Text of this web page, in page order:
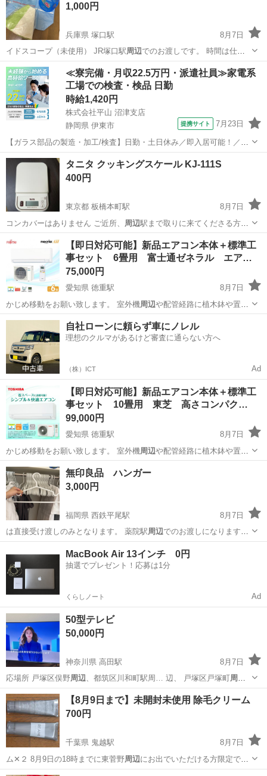
1,000円
兵庫県 塚口駅
8月7日
イドスコープ（未使用） JR塚口駅周辺でのお渡しです。 時間は仕事
終わりにな…
兵庫 尼崎市 塚口駅 マリンスポーツ プール
≪寮完備・月収22.5万円・派遣社員≫家電系
工場での検査・検品 日勤
時給1,420円
株式会社平山 沼津支店
静岡県 伊東市
提携サイト 7月23日
【ガラス部品の製造・加工/検査】日勤・土日休み／即入居可能！／伊
豆でのんびりライフ♪ ガラス部品の製造・加工/検査 【株式会社平山で
の正社員採用（無期雇用派遣）となります】 「2人で同じ職場で働き
たい」 「仕事も休みも一...
静岡 伊東市 その他
タニタ クッキングスケール KJ-111S
400円
東京都 板橋本町駅
8月7日
コンカバーはありません ご近所、 周辺駅まで取りに来てくださる方で
お願いしま…
東京 板橋区 板橋本町駅 家電
【即日対応可能】新品エアコン本体＋標準工
事セット 6畳用 富士通ゼネラル エア…
75,000円
愛知県 徳重駅
8月7日
かじめ移動をお願い致します。 室外機周辺や配管経路に植木鉢や置物
なども事前に移…
愛知 名古屋市 季節、空調家電
自社ローンに頼らず車にノレル
理想のクルマがあるけど審査に通らない方へ
（株）ICT Ad
【即日対応可能】新品エアコン本体＋標準工
事セット 10畳用 東芝 高さコンパク…
99,000円
愛知県 徳重駅
8月7日
かじめ移動をお願い致します。 室外機周辺や配管経路に植木鉢や置物
なども事前に移…
愛知 名古屋市 徳重駅 季節、空調家電
無印良品 ハンガー
3,000円
福岡県 西鉄平尾駅
8月7日
は直接受け渡しのみとなります。 薬院駅周辺でのお渡しになります。
恐れ入りますが…
洗濯用品 無印良品
MacBook Air 13インチ 0円
抽選でプレゼント！応募は1分
くらしノート Ad
50型テレビ
50,000円
神奈川県 高田駅
8月7日
応場所 戸塚区俣野周辺、都筑区川和町駅周… 辺、 戸塚区戸塚町周
辺、港北区高田駅
神奈川 横浜市 高田駅 テレビ
【8月9日まで】未開封未使用 除毛クリーム
700円
千葉県 鬼越駅
8月7日
ム✕２ 8月9日の18時までに東菅野周辺にお出でいただける方限定でお
譲りしたい…